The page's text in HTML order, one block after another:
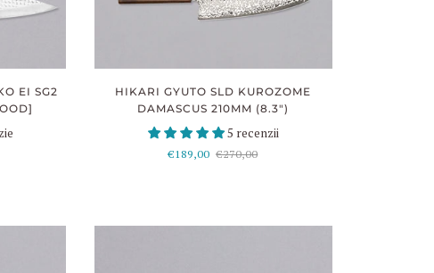
EI SG2
HIKARI GYUTO SLD KUROZOME
DAMASCUS 210MM (8.3")
5 recenzii
€189,00 €270,00